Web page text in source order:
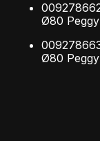
Ø80 Peggy
Ø80 Peggy